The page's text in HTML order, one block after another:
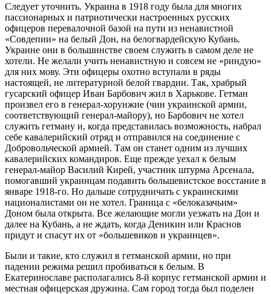
Следует уточнить. Украина в 1918 году была для многих
пассионарных и патриотически настроенных русских
офицеров перевалочной базой на пути из ненавистной
«Совдепии» на белый Дон, на белогвардейскую Кубань.
Украине они в большинстве своем служить в самом деле не
хотели. Не желали учить ненавистную и совсем не «риндую»
для них мову. Эти офицеры охотно вступали в ряды
настоящей, не литературной белой гвардии. Так, храбрый
гусарский офицер Иван Барбович жил в Харькове. Гетман
произвел его в генерал-хорунжие (чин украинской армии,
соответствующий генерал-майору), но Барбович не хотел
служить гетману и, когда представилась возможность, набрал
себе кавалерийский отряд и отправился на соединение с
Добровольческой армией. Там он станет одним из лучших
кавалерийских командиров. Еще прежде уехал к белым
генерал-майор Василий Кирей, участник штурма Арсенала,
помогавший украинцам подавить большевистское восстание в
январе 1918-го. Но дальше сотрудничать с украинскими
националистами он не хотел. Граница с «белоказачьим»
Доном была открыта. Все желающие могли уезжать на Дон и
далее на Кубань, а не ждать, когда Деникин или Краснов
придут и спасут их от «большевиков и украинцев».
Были и такие, кто служил в гетманской армии, но при
падении режима решил пробиваться к белым. В
Екатеринославе располагались 8-й корпус гетманской армии и
местная офицерская дружина. Сам город тогда был поделен